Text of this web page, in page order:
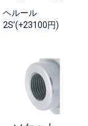
ヘルール
2S’(+23100円)